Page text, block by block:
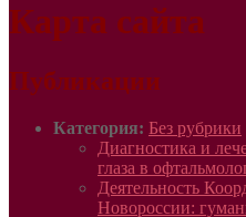
Карта сайта
Публикации
Категория: Без рубрики
Диагностика и
глаза в
Деятельность
Новороссии: